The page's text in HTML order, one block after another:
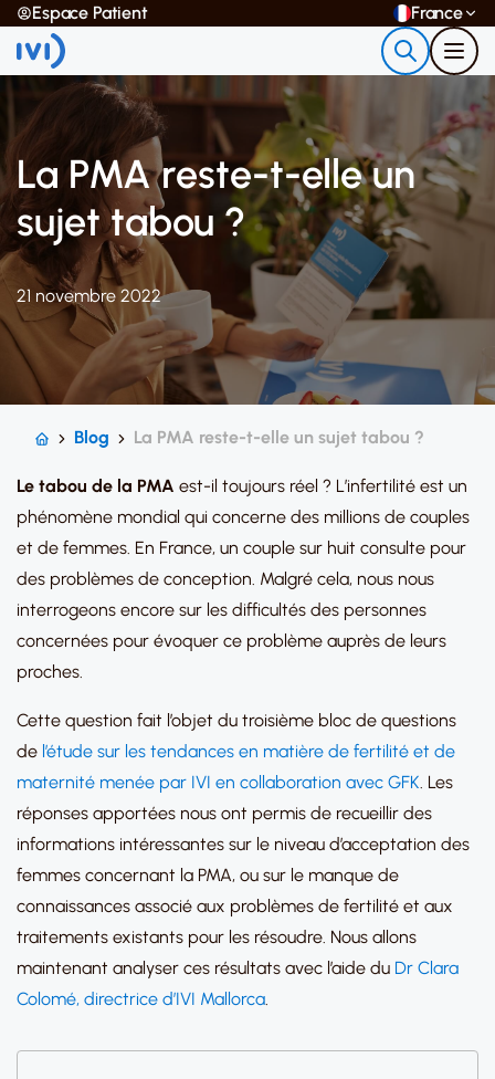
Espace Patient France
La PMA reste-t-elle un
sujet tabou ?
21 novembre 2022
Blog La PMA reste-t-elle un sujet tabou ?
Le tabou de la PMA est-il toujours réel ? L’infertilité est un
phénomène mondial qui concerne des millions de couples
et de femmes. En France, un couple sur huit consulte pour
des problèmes de conception. Malgré cela, nous nous
interrogeons encore sur les difficultés des personnes
concernées pour évoquer ce problème auprès de leurs
proches.
Cette question fait l’objet du troisième bloc de questions
de l’étude sur les tendances en matière de fertilité et de
maternité menée par IVI en collaboration avec GFK. Les
réponses apportées nous ont permis de recueillir des
informations intéressantes sur le niveau d’acceptation des
femmes concernant la PMA, ou sur le manque de
connaissances associé aux problèmes de fertilité et aux
traitements existants pour les résoudre. Nous allons
maintenant analyser ces résultats avec l’aide du Dr Clara
Colomé, directrice d’IVI Mallorca.